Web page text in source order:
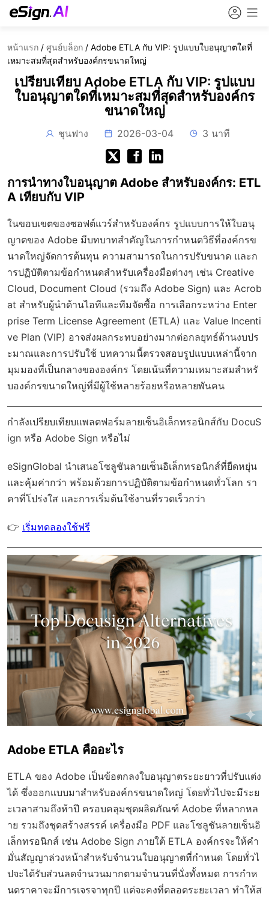
หน้าแรก / ศูนย์บล็อก / Adobe ETLA กับ VIP: รูปแบบใบอนุญาตใดที่
เหมาะสมที่สุดสำหรับองค์กรขนาดใหญ่
เปรียบเทียบ Adobe ETLA กับ VIP: รูปแบบ
ใบอนุญาตใดที่เหมาะสมที่สุดสำหรับองค์กร
ขนาดใหญ่
ชุนฟาง 2026-03-04 3 นาที
การนำทางใบอนุญาต Adobe สำหรับองค์กร: ETL
A เทียบกับ VIP
ในขอบเขตของซอฟต์แวร์สำหรับองค์กร รูปแบบการให้ใบอนุ
ญาตของ Adobe มีบทบาทสำคัญในการกำหนดวิธีที่องค์กรข
นาดใหญ่จัดการต้นทุน ความสามารถในการปรับขนาด และก
ารปฏิบัติตามข้อกำหนดสำหรับเครื่องมือต่างๆ เช่น Creative
Cloud, Document Cloud (รวมถึง Adobe Sign) และ Acrob
at สำหรับผู้นำด้านไอทีและทีมจัดซื้อ การเลือกระหว่าง Enter
prise Term License Agreement (ETLA) และ Value Incenti
ve Plan (VIP) อาจส่งผลกระทบอย่างมากต่อกลยุทธ์ด้านงบปร
ะมาณและการปรับใช้ บทความนี้ตรวจสอบรูปแบบเหล่านี้จาก
มุมมองที่เป็นกลางขององค์กร โดยเน้นที่ความเหมาะสมสำหรั
บองค์กรขนาดใหญ่ที่มีผู้ใช้หลายร้อยหรือหลายพันคน
กำลังเปรียบเทียบแพลตฟอร์มลายเซ็นอิเล็กทรอนิกส์กับ DocuS
ign หรือ Adobe Sign หรือไม่
eSignGlobal นำเสนอโซลูชันลายเซ็นอิเล็กทรอนิกส์ที่ยืดหยุ่น
และคุ้มค่ากว่า พร้อมด้วยการปฏิบัติตามข้อกำหนดทั่วโลก รา
คาที่โปร่งใส และการเริ่มต้นใช้งานที่รวดเร็วกว่า
👉 เริ่มทดลองใช้ฟรี
Adobe ETLA คืออะไร
ETLA ของ Adobe เป็นข้อตกลงใบอนุญาตระยะยาวที่ปรับแต่ง
ได้ ซึ่งออกแบบมาสำหรับองค์กรขนาดใหญ่ โดยทั่วไปจะมีระย
ะเวลาสามถึงห้าปี ครอบคลุมชุดผลิตภัณฑ์ Adobe ที่หลากหล
าย รวมถึงชุดสร้างสรรค์ เครื่องมือ PDF และโซลูชันลายเซ็นอิ
เล็กทรอนิกส์ เช่น Adobe Sign ภายใต้ ETLA องค์กรจะให้คำ
มั่นสัญญาล่วงหน้าสำหรับจำนวนใบอนุญาตที่กำหนด โดยทั่วไ
ปจะได้รับส่วนลดจำนวนมากตามจำนวนที่นั่งทั้งหมด การกำห
นดราคาจะมีการเจรจาทุกปี แต่จะคงที่ตลอดระยะเวลา ทำให้ส